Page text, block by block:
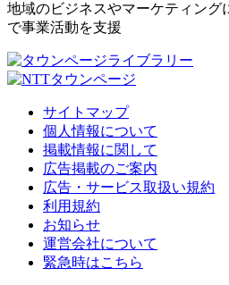
地域のビジネスやマーケティング
で事業活動を支援
サイトマップ
個人情報について
掲載情報に関して
広告掲載のご案内
広告・サービス取扱い規約
利用規約
お知らせ
運営会社について
緊急時はこちら